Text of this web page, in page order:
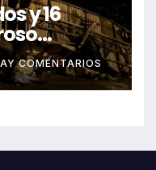
y 16
Chancas
vivienda
COMENTARIOS